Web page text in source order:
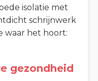
isolatie met
schrijnwerk
waar het hoort:
gezondheid